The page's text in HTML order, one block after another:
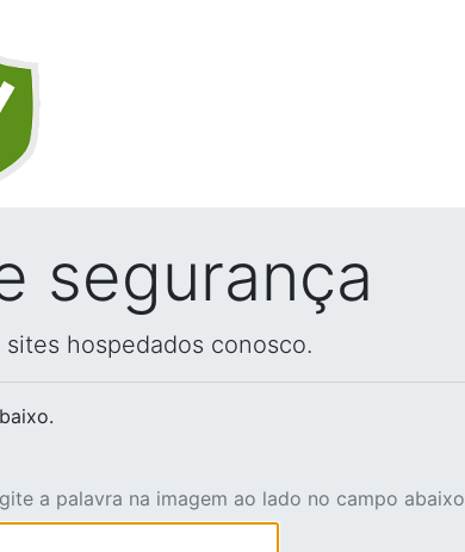
segurança
hospedados conosco.
a palavra na imagem ao lado no campo abaixo